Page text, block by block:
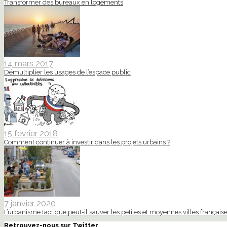
Transformer des bureaux en logements
14 mars 2017
Démultiplier les usages de l’espace public
15 février 2018
Comment continuer à investir dans les projets urbains ?
7 janvier 2020
L’urbanisme tactique peut-il sauver les petites et moyennes villes
Retrouvez-nous sur Twitter